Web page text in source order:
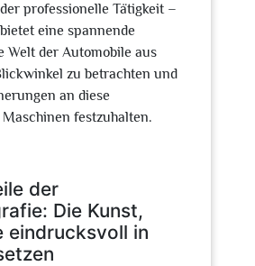
professionelle Tätigkeit –
eine spannende
Welt der Automobile aus
zu betrachten und
an diese
festzuhalten.
der
Die Kunst,
eindrucksvoll in